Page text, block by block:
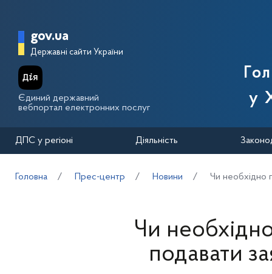
Головна сторінка Державної
gov.ua
Державні сайти України
Єдиний державний
вебпортал електронних послуг
у
ДПС у регіоні Діяльність
Головна Прес-центр Новини Чи необхідно
Чи
подавати